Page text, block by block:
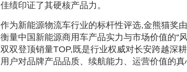
佳绩印证了其硬核产品力。
作为新能源物流车行业的标杆性评选,金熊猫奖
衡量中国新能源商用车产品实力与市场价值的“
双双登顶销量TOP,既是行业权威对长安跨越深
用户对品牌产品品质、续航能力、运营价值的真